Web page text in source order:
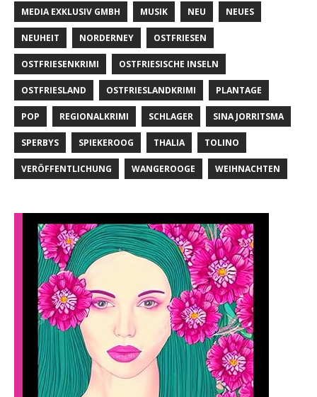
MEDIA EXKLUSIV GMBH MUSIK NEU NEUES
NEUHEIT NORDERNEY OSTFRIESEN
OSTFRIESENKRIMI OSTFRIESISCHE INSELN
OSTFRIESLAND OSTFRIESLANDKRIMI PLANTAGE
POP REGIONALKRIMI SCHLAGER SINA JORRITSMA
SPERBYS SPIEKEROOG THALIA TOLINO
VERÖFFENTLICHUNG WANGEROOGE WEIHNACHTEN